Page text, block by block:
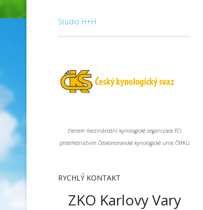
Studio H+H
členem mezinárodní kynologické organizace FCI
prostřednictvím Českomoravské kynologické unie ČMKU
RYCHLÝ KONTAKT
ZKO Karlovy Vary